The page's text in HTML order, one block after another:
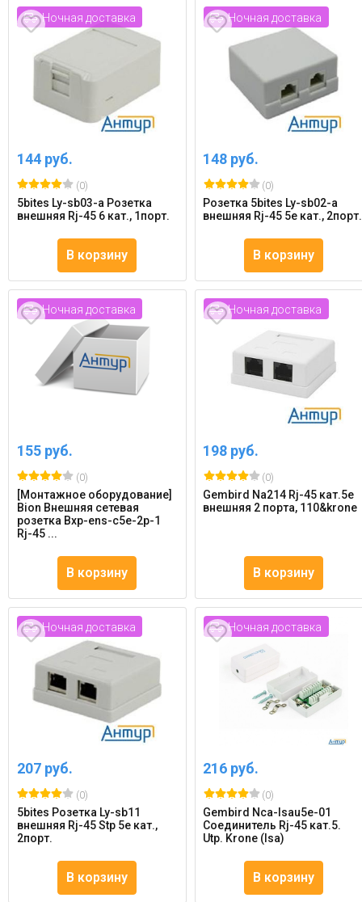
Ночная доставка
144 руб.
(0)
5bites Ly-sb03-a Розетка
внешняя Rj-45 6 кат., 1порт.
В корзину
Ночная доставка
148 руб.
(0)
Розетка 5bites Ly-sb02-a
внешняя Rj-45 5e кат., 2порт.
В корзину
Ночная доставка
155 руб.
(0)
[Монтажное оборудование]
Bion Внешняя сетевая
розетка Bxp-ens-c5e-2p-1
Rj-45 ...
В корзину
Ночная доставка
198 руб.
(0)
Gembird Na214 Rj-45 кат.5e
внешняя 2 порта, 110&krone
В корзину
Ночная доставка
207 руб.
(0)
5bites Розетка Ly-sb11
внешняя Rj-45 Stp 5e кат.,
2порт.
В корзину
Ночная доставка
216 руб.
(0)
Gembird Nca-lsau5e-01
Соединитель Rj-45 кат.5.
Utp. Krone (lsa)
В корзину